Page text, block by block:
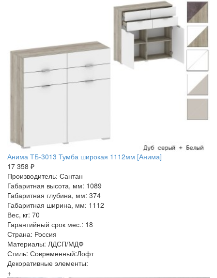
Анима ТБ-3013 Тумба широкая 1112мм [Анима]
17 358 ₽
Производитель: Сантан
Габаритная высота, мм: 1089
Габаритная глубина, мм: 374
Габаритная ширина, мм: 1112
Вес, кг: 70
Гарантийный срок мес.: 18
Страна: Россия
Материалы: ЛДСП/МДФ
Стиль: Современный:Лофт
Декоративные элементы:
+